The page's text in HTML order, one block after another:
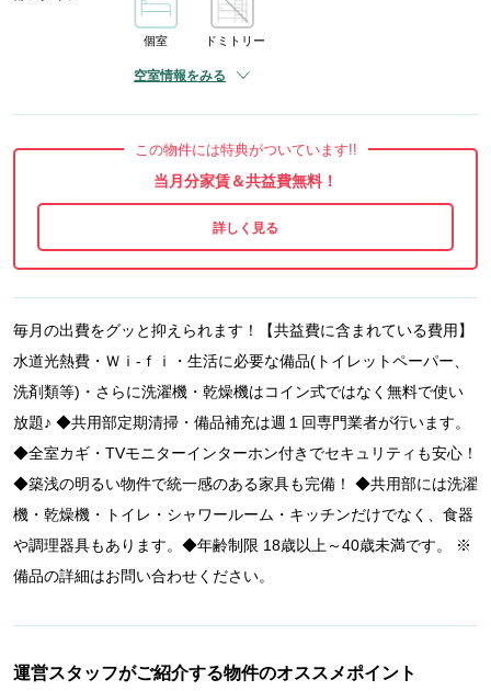
個室 ドミトリー
空室情報をみる
この物件には特典がついています!!
当月分家賃＆共益費無料！
毎月の出費をグッと抑えられます！【共益費に含まれている費用】
水道光熱費・Ｗｉ-ｆｉ・生活に必要な備品(トイレットペーパー、
洗剤類等)・さらに洗濯機・乾燥機はコイン式ではなく無料で使い
放題♪ ◆共用部定期清掃・備品補充は週１回専門業者が行います。
◆全室カギ・TVモニターインターホン付きでセキュリティも安心！
◆築浅の明るい物件で統一感のある家具も完備！ ◆共用部には洗濯
機・乾燥機・トイレ・シャワールーム・キッチンだけでなく、食器
や調理器具もあります。◆年齢制限 18歳以上～40歳未満です。 ※
備品の詳細はお問い合わせください。
運営スタッフがご紹介する物件のオススメポイント